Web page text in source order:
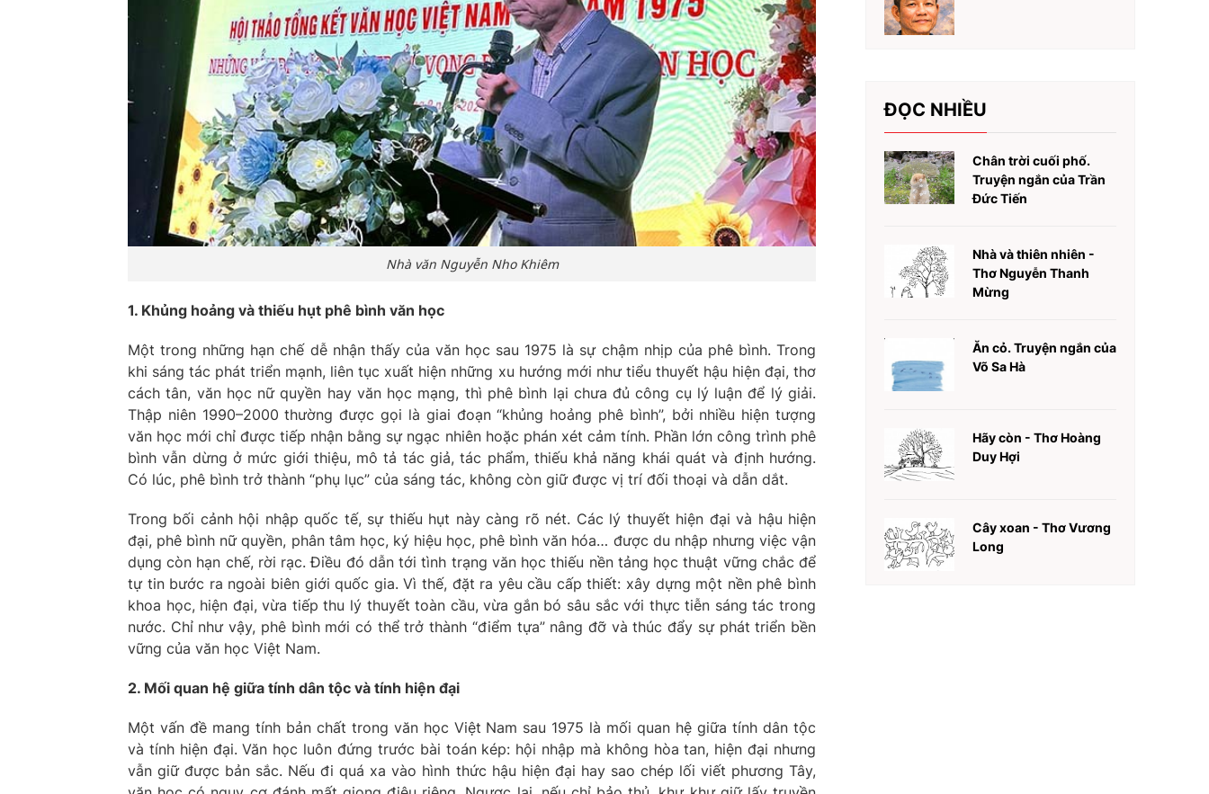
Nhà văn Nguyễn Nho Khiêm
1. Khủng hoảng và thiếu hụt phê bình văn học
Một trong những hạn chế dễ nhận thấy của văn học sau 1975 là sự chậm nhịp của phê bình. Trong
khi sáng tác phát triển mạnh, liên tục xuất hiện những xu hướng mới như tiểu thuyết hậu hiện đại, thơ
cách tân, văn học nữ quyền hay văn học mạng, thì phê bình lại chưa đủ công cụ lý luận để lý giải.
Thập niên 1990–2000 thường được gọi là giai đoạn “khủng hoảng phê bình”, bởi nhiều hiện tượng
văn học mới chỉ được tiếp nhận bằng sự ngạc nhiên hoặc phán xét cảm tính. Phần lớn công trình phê
bình vẫn dừng ở mức giới thiệu, mô tả tác giả, tác phẩm, thiếu khả năng khái quát và định hướng.
Có lúc, phê bình trở thành “phụ lục” của sáng tác, không còn giữ được vị trí đối thoại và dẫn dắt.
Trong bối cảnh hội nhập quốc tế, sự thiếu hụt này càng rõ nét. Các lý thuyết hiện đại và hậu hiện
đại, phê bình nữ quyền, phân tâm học, ký hiệu học, phê bình văn hóa… được du nhập nhưng việc vận
dụng còn hạn chế, rời rạc. Điều đó dẫn tới tình trạng văn học thiếu nền tảng học thuật vững chắc để
tự tin bước ra ngoài biên giới quốc gia. Vì thế, đặt ra yêu cầu cấp thiết: xây dựng một nền phê bình
khoa học, hiện đại, vừa tiếp thu lý thuyết toàn cầu, vừa gắn bó sâu sắc với thực tiễn sáng tác trong
nước. Chỉ như vậy, phê bình mới có thể trở thành “điểm tựa” nâng đỡ và thúc đẩy sự phát triển bền
vững của văn học Việt Nam.
2. Mối quan hệ giữa tính dân tộc và tính hiện đại
Một vấn đề mang tính bản chất trong văn học Việt Nam sau 1975 là mối quan hệ giữa tính dân tộc
và tính hiện đại. Văn học luôn đứng trước bài toán kép: hội nhập mà không hòa tan, hiện đại nhưng
vẫn giữ được bản sắc. Nếu đi quá xa vào hình thức hậu hiện đại hay sao chép lối viết phương Tây,
ĐỌC NHIỀU
Chân trời cuối phố.
Truyện ngắn của Trần
Đức Tiến
Nhà và thiên nhiên -
Thơ Nguyễn Thanh
Mừng
Ăn cỏ. Truyện ngắn của
Võ Sa Hà
Hãy còn - Thơ Hoàng
Duy Hợi
Cây xoan - Thơ Vương
Long